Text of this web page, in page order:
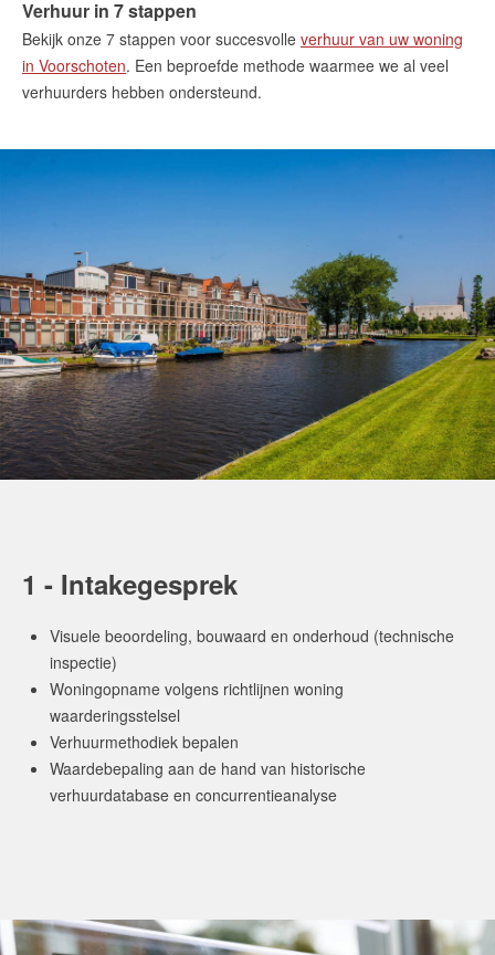
Verhuur in 7 stappen
Bekijk onze 7 stappen voor succesvolle verhuur van uw woning
in Voorschoten. Een beproefde methode waarmee we al veel
verhuurders hebben ondersteund.
1 - Intakegesprek
Visuele beoordeling, bouwaard en onderhoud (technische
inspectie)
Woningopname volgens richtlijnen woning
waarderingsstelsel
Verhuurmethodiek bepalen
Waardebepaling aan de hand van historische
verhuurdatabase en concurrentieanalyse